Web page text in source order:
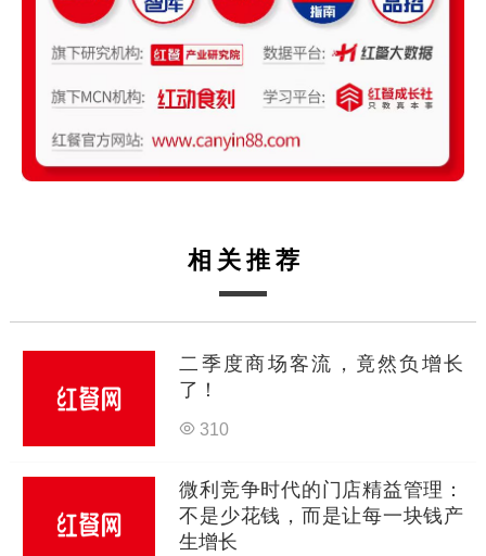
相关推荐
二季度商场客流，竟然负增长
了！
310
微利竞争时代的门店精益管理：
不是少花钱，而是让每一块钱产
生增长